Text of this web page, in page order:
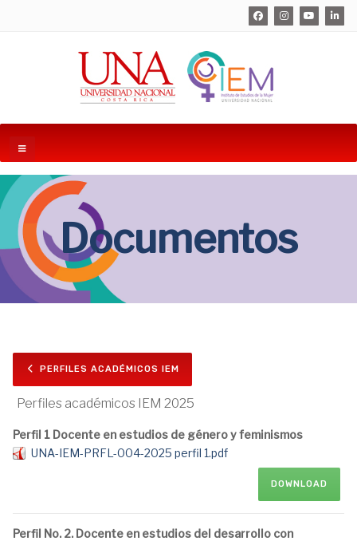
Documentos
PERFILES ACADÉMICOS IEM
Perfiles académicos IEM 2025
Perfil 1 Docente en estudios de género y feminismos
UNA-IEM-PRFL-004-2025 perfil 1.pdf
DOWNLOAD
Perfil No. 2. Docente en estudios del desarrollo con